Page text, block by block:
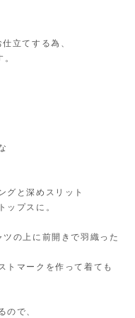
立てする為、
グと深めスリット
ップスに。
の上に前開きで羽織った
トマークを作って着ても
ので、